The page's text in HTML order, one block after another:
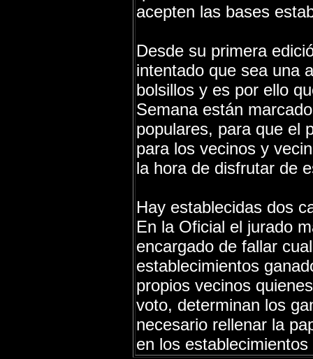
acepten las bases
Desde su primera
intentado que sea una
bolsillos y es por ello
Semana están
populares, para que el
para los vecinos y
la hora de disfrutar de
Hay establecidas dos
En la Oficial el jurado
encargado de fallar
establecimientos
propios vecinos
voto, determinan los
necesario rellenar la
en los